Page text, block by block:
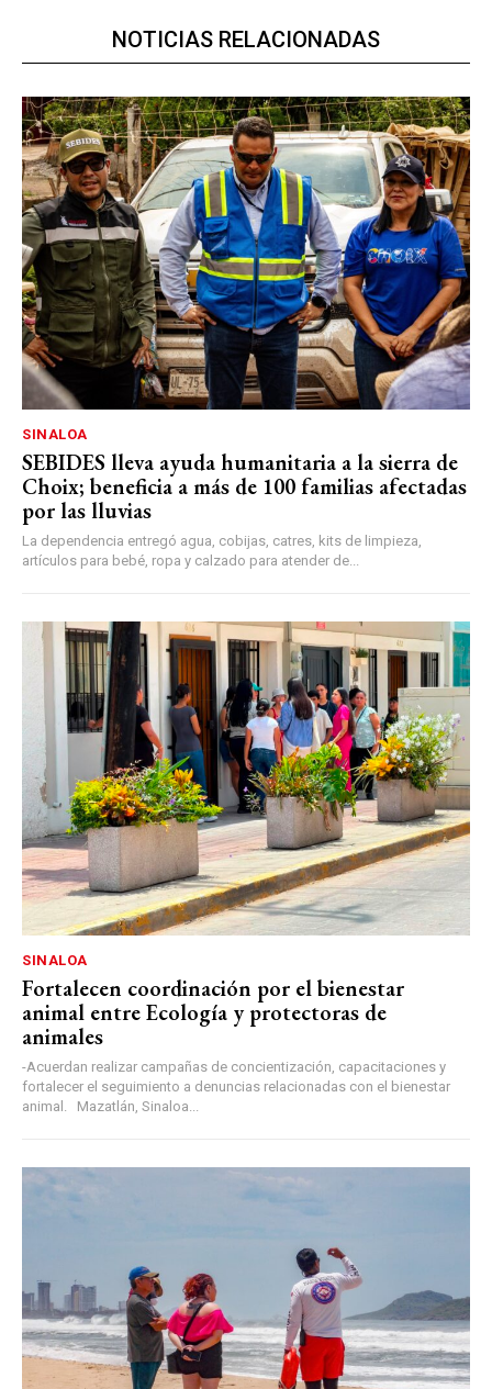
NOTICIAS RELACIONADAS
SINALOA
SEBIDES lleva ayuda humanitaria a la sierra de
Choix; beneficia a más de 100 familias afectadas
por las lluvias
La dependencia entregó agua, cobijas, catres, kits de limpieza,
artículos para bebé, ropa y calzado para atender de...
SINALOA
Fortalecen coordinación por el bienestar
animal entre Ecología y protectoras de
animales
-Acuerdan realizar campañas de concientización, capacitaciones y
fortalecer el seguimiento a denuncias relacionadas con el bienestar
animal. Mazatlán, Sinaloa...